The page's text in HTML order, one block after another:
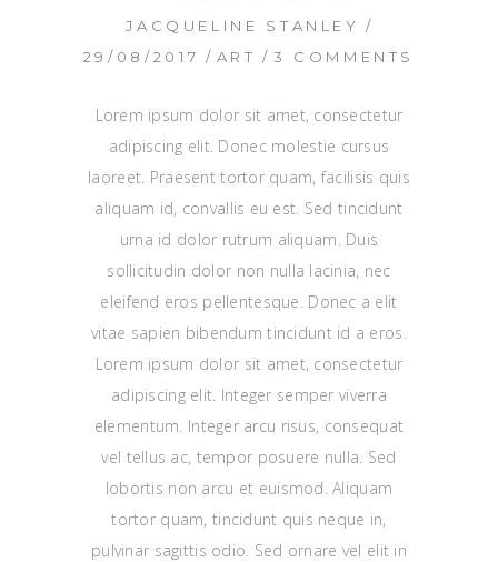
JACQUELINE STANLEY
29/08/2017
ART 3 COMMENTS
Lorem ipsum dolor sit amet, consectetur
adipiscing elit. Donec molestie cursus
laoreet. Praesent tortor quam, facilisis quis
aliquam id, convallis eu est. Sed tincidunt
urna id dolor rutrum aliquam. Duis
sollicitudin dolor non nulla lacinia, nec
eleifend eros pellentesque. Donec a elit
vitae sapien bibendum tincidunt id a eros.
Lorem ipsum dolor sit amet, consectetur
adipiscing elit. Integer semper viverra
elementum. Integer arcu risus, consequat
vel tellus ac, tempor posuere nulla. Sed
lobortis non arcu et euismod. Aliquam
tortor quam, tincidunt quis neque in,
pulvinar sagittis odio. Sed ornare vel elit in